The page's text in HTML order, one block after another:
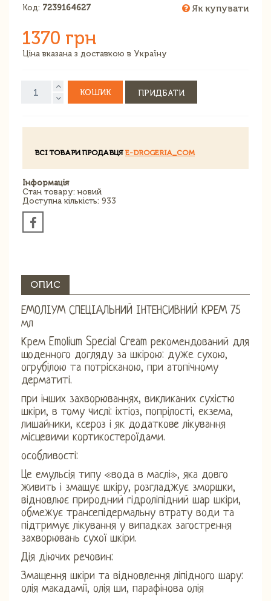
Код: 7239164627 Як купувати
1370 грн
Ціна вказана з доставкою в Україну
КОШИК ПРИДБАТИ
ВСІ ТОВАРИ ПРОДАВЦЯ E-DROGERIA_COM
Інформація
Стан товару: новий
Доступна кількість: 933
ОПИС
ЕМОЛІУМ СПЕЦІАЛЬНИЙ ІНТЕНСИВНИЙ КРЕМ 75
мл
Крем Emolium Special Cream рекомендований для
щоденного догляду за шкірою: дуже сухою,
огрубілою та потрісканою, при атопічному
дерматиті.
при інших захворюваннях, викликаних сухістю
шкіри, в тому числі: іхтіоз, попрілості, екзема,
лишайники, ксероз і як додаткове лікування
місцевими кортикостероїдами.
особливості:
Це емульсія типу «вода в маслі», яка довго
живить і змащує шкіру, розгладжує зморшки,
відновлює природний гідроліпідний шар шкіри,
обмежує трансепідермальну втрату води та
підтримує лікування у випадках загострення
захворювань сухої шкіри.
Дія діючих речовин:
Змащення шкіри та відновлення ліпідного шару:
олія макадамії, олія ши, парафінова олія